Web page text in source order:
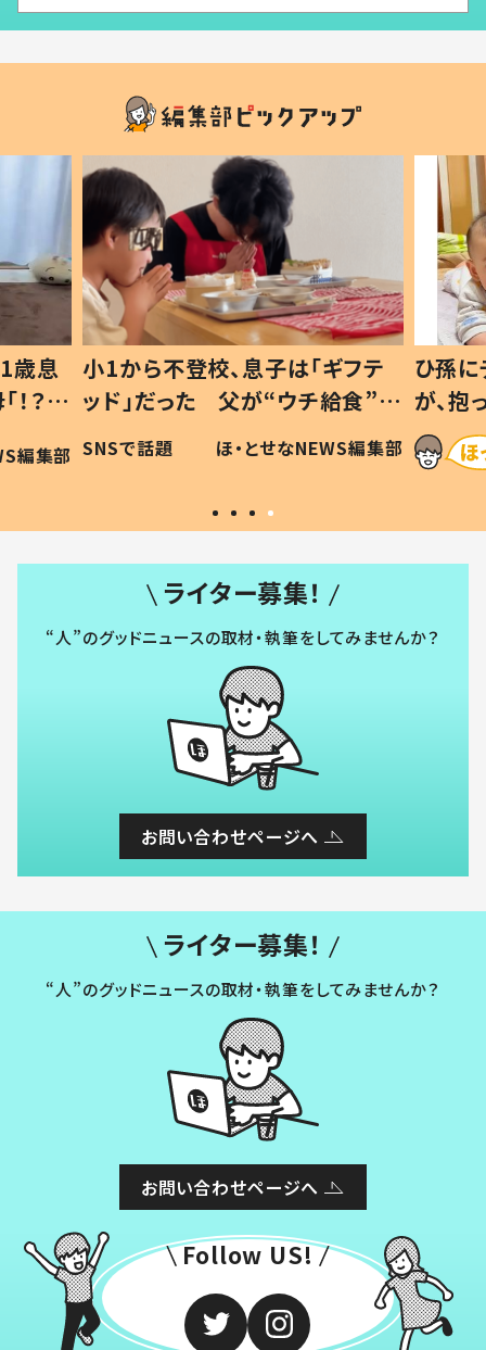
歳息
？」
編集部
小1から不登校、息子は「ギフテ
ッド」だった 父が“ウチ給食”を
作り続ける理由とは #令和の親
#令和の子
SNSで話題 ほ・とせなNEWS編集部
ひ孫
が、
「涙が
い」
ライター募集！
“人”のグッドニュースの取材・執筆をしてみませんか？
お問い合わせページへ
ライター募集！
“人”のグッドニュースの取材・執筆をしてみませんか？
お問い合わせページへ
Follow US!